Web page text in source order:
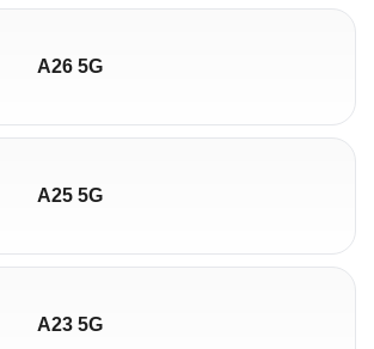
A26 5G
A25 5G
A23 5G